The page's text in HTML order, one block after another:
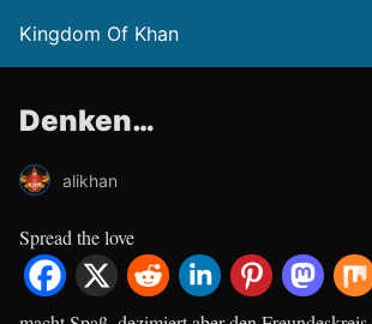
Kingdom Of Khan
Denken…
alikhan
Spread the love